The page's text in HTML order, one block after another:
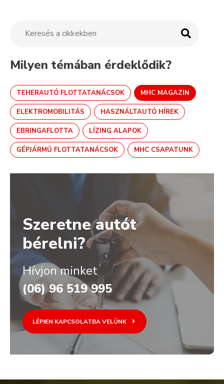
Milyen témában érdeklődik?
TEHERAUTÓ FLOTTATANÁCSOK MHC MAGAZIN
ELEKTROMOBILITÁS HASZNÁLTAUTÓ HÍREK
EBRINGAFLOTTA LÍZING ALAPOK
GÉPJÁRMŰ FLOTTATANÁCSOK MHC CSAPATUNK
Szeretne autót
bérelni?
Hívjon minket
(06) 96 519 995
LÉPJEN KAPCSOLATBA VELÜNK